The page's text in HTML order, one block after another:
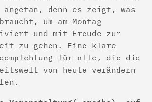
angetan, denn es zeigt, was
um am Montag
und mit Freude zur
zu gehen. Eine klare
für alle, die die
von heute verändern